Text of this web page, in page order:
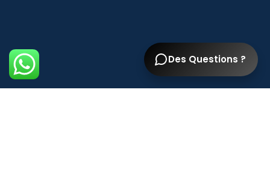
Des Questions ?